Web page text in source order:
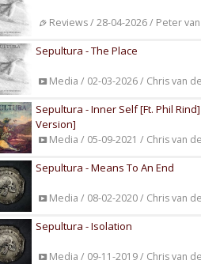
Reviews / 28-04-2026 / Peter
Sepultura - The Place
Media / 02-03-2026 / Chris van
Sepultura - Inner Self [Ft. Phil
Version]
Media / 05-09-2021 / Chris van
Sepultura - Means To An End
Media / 08-02-2020 / Chris van
Sepultura - Isolation
Media / 09-11-2019 / Chris van